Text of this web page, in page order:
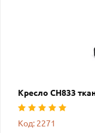
Кресло СН833
Код: 2271